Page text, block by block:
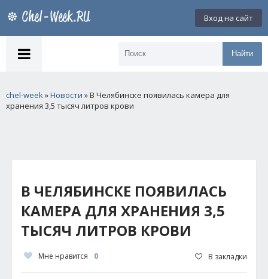
Вход на сайт
Найти
chel-week»Новости » В Челябинске появилась камера для
хранения 3,5 тысяч литров крови
В ЧЕЛЯБИНСКЕ ПОЯВИЛАСЬ
КАМЕРА ДЛЯ ХРАНЕНИЯ 3,5
ТЫСЯЧ ЛИТРОВ КРОВИ
Мне нравится 0 В закладки